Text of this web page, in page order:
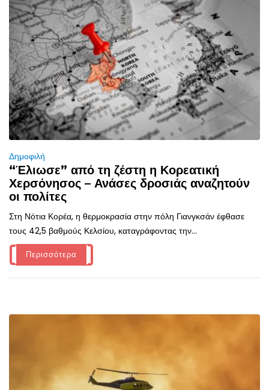
Δημοφιλή
“Έλιωσε” από τη ζέστη η Κορεατική
Χερσόνησος – Ανάσες δροσιάς αναζητούν
οι πολίτες
Στη Νότια Κορέα, η θερμοκρασία στην πόλη Γιανγκσάν έφθασε
τους 42,5 βαθμούς Κελσίου, καταγράφοντας την...
Περισσότερα